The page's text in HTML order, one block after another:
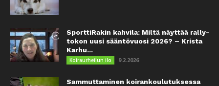
SporttiRakin kahvila: Miltä näyttää rally-
tokon uusi sääntövuosi 2026? – Krista
Karhu...
Koiraurheilun ilo 9.2.2026
Sammuttaminen koirankoulutuksessa